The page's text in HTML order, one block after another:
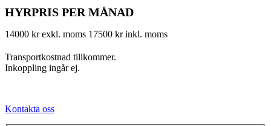
HYRPRIS PER MÅNAD
14000 kr exkl. moms 17500 kr inkl. moms
Transportkostnad tillkommer.
Inkoppling ingår ej.
Kontakta oss